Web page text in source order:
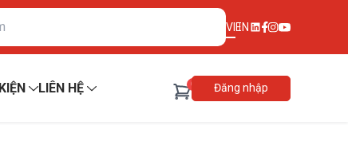
VIEN
LIÊN HỆ 0 Đăng nhập